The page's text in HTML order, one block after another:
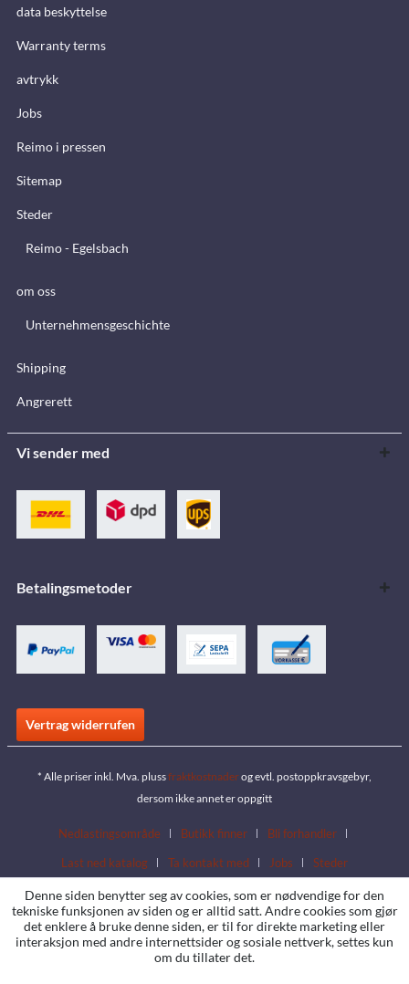
data beskyttelse
Warranty terms
avtrykk
Jobs
Reimo i pressen
Sitemap
Steder
Reimo - Egelsbach
om oss
Unternehmensgeschichte
Shipping
Angrerett
Vi sender med
Betalingsmetoder
Vertrag widerrufen
* Alle priser inkl. Mva. plussfraktkostnaderog evtl. postoppkravsgebyr,
dersom ikke annet er oppgitt
Nedlastingsområde Butikk finner
Bli forhandler
Last ned katalog
Ta kontakt med Jobs Steder
Denne siden benytter seg av cookies, som er nødvendige for den
tekniske funksjonen av siden og er alltid satt. Andre cookies som gjør
det enklere å bruke denne siden, er til for direkte marketing eller
interaksjon med andre internettsider og sosiale nettverk, settes kun
om du tillater det.